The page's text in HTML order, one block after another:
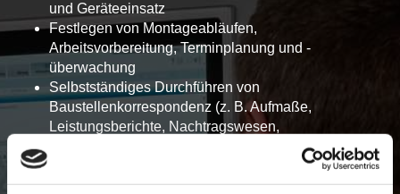
und Geräteeinsatz
Festlegen von Montageabläufen,
Arbeitsvorbereitung, Terminplanung und -
überwachung
Selbstständiges Durchführen von
Baustellenkorrespondenz (z. B. Aufmaße,
Leistungsberichte, Nachtragswesen,
Auftragsvorbereitung bis zur Übergabe an den